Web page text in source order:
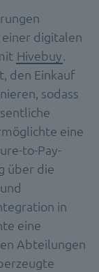
einer digitalen
Hivebuy.
den Einkauf
sodass
eine
to-Pay-
über die
in
eine
Abteilungen